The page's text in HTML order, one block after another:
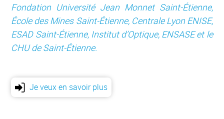
Fondation Université Jean Monnet Saint-Étienne,
École des Mines Saint-Étienne, Centrale Lyon ENISE,
ESAD Saint-Étienne, Institut d’Optique, ENSASE et le
CHU de Saint-Étienne.
Je veux en savoir plus